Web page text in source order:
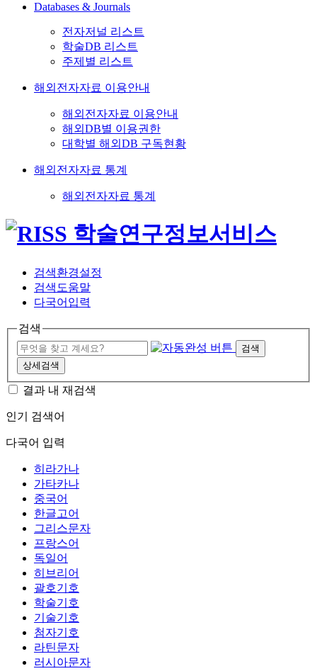
Databases & Journals
전자저널 리스트
학술DB 리스트
주제별 리스트
해외전자자료 이용안내
해외전자자료 이용안내
해외DB별 이용권한
대학별 해외DB 구독현황
해외전자자료 통계
해외전자자료 통계
검색환경설정
검색도움말
다국어입력
검색
검색
상세검색
결과 내 재검색
인기 검색어
다국어 입력
히라가나
가타카나
중국어
한글고어
그리스문자
프랑스어
독일어
히브리어
괄호기호
학술기호
기술기호
첨자기호
라틴문자
러시아문자